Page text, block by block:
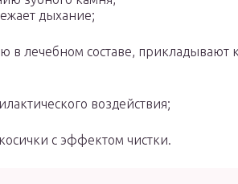
дыхание;
в лечебном составе, прикладывают
воздействия;
с эффектом чистки.